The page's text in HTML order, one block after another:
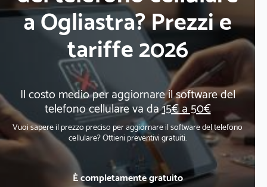
a Ogliastra? Prezzi e
tariffe 2026
Il costo medio per aggiornare il software del
telefono cellulare va da15€ a 50€
Vuoi sapere il prezzo preciso per aggiornare il software del telefono
cellulare? Ottieni preventivi gratuiti.
È completamente gratuito